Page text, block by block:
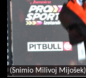
(Snimio Milivoj Mijošek)